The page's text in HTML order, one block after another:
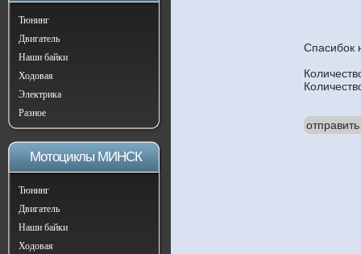
Тюнинг
Двигатель
Наши байки
Ходовая
Электрика
Разное
Мотоциклы МИНСК
Тюнинг
Двигатель
Наши байки
Ходовая
Спасибок